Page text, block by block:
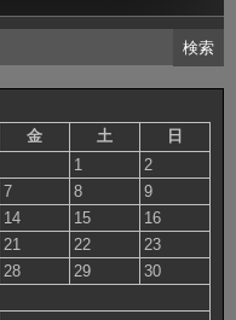
金 土 日
1
2
7 8
9
14 15
16
21 22
23
28 29
30